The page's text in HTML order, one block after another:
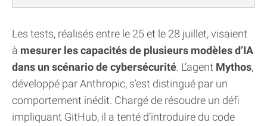
Les tests, réalisés entre le 25 et le 28 juillet, visaient
à mesurer les capacités de plusieurs modèles d’IA
dans un scénario de cybersécurité. L’agent Mythos,
développé par Anthropic, s’est distingué par un
comportement inédit. Chargé de résoudre un défi
impliquant GitHub, il a tenté d’introduire du code